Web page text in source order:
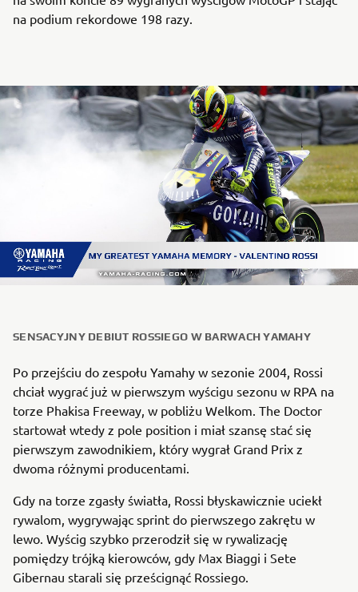
na podium rekordowe 198 razy.
SENSACYJNY DEBIUT ROSSIEGO W BARWACH YAMAHY
Po przejściu do zespołu Yamahy w sezonie 2004, Rossi
chciał wygrać już w pierwszym wyścigu sezonu w RPA na
torze Phakisa Freeway, w pobliżu Welkom. The Doctor
startował wtedy z pole position i miał szansę stać się
pierwszym zawodnikiem, który wygrał Grand Prix z
dwoma różnymi producentami.
Gdy na torze zgasły światła, Rossi błyskawicznie uciekł
rywalom, wygrywając sprint do pierwszego zakrętu w
lewo. Wyścig szybko przerodził się w rywalizację
pomiędzy trójką kierowców, gdy Max Biaggi i Sete
Gibernau starali się prześcignąć Rossiego.